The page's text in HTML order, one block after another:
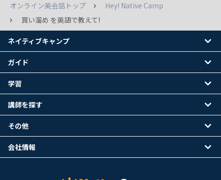
オンライン英会話トップ
Hey! Native Camp
買い溜め を英語で教えて!
ネイティブキャンプ
ガイド
学習
講師を探す
その他
会社情報